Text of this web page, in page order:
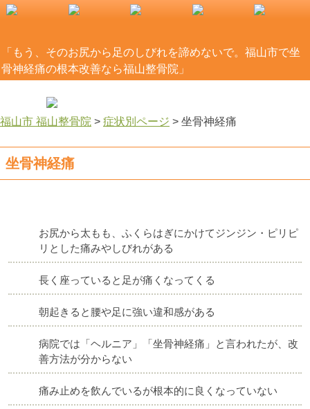
「もう、そのお尻から足のしびれを諦めないで。福山市で坐
骨神経痛の根本改善なら福山整骨院」
福山市 福山整骨院 > 症状別ページ > 坐骨神経痛
坐骨神経痛
お尻から太もも、ふくらはぎにかけてジンジン・ピリピ
リとした痛みやしびれがある
長く座っていると足が痛くなってくる
朝起きると腰や足に強い違和感がある
病院では「ヘルニア」「坐骨神経痛」と言われたが、改
善方法が分からない
痛み止めを飲んでいるが根本的に良くなっていない